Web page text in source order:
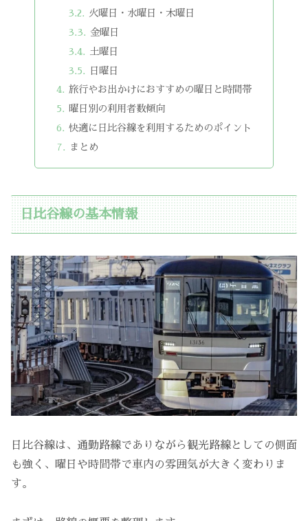
火曜日・水曜日・木曜日
金曜日
土曜日
日曜日
旅行やお出かけにおすすめの曜日と時間帯
曜日別の利用者数傾向
快適に日比谷線を利用するためのポイント
まとめ
日比谷線の基本情報
日比谷線は、通勤路線でありながら観光路線としての側面
も強く、曜日や時間帯で車内の雰囲気が大きく変わりま
す。